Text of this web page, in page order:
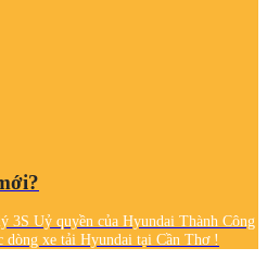
3S Uỷ quyền của Hyundai Thành Công
dòng xe tải Hyundai tại Cần Thơ !